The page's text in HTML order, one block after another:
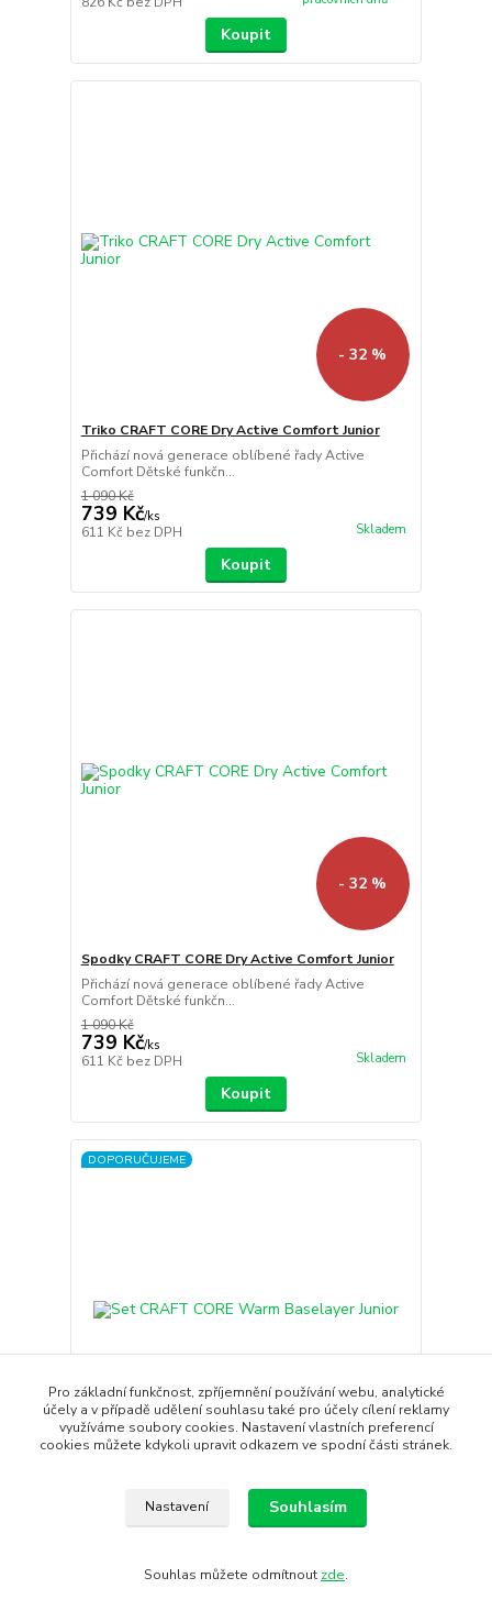
Koupit
- 32 %
Triko CRAFT CORE Dry Active Comfort Junior
Přichází nová generace oblíbené řady Active
Comfort Dětské funkčn...
1 090 Kč
739 Kč/ks
611 Kč bez DPH Skladem
Koupit
- 32 %
Spodky CRAFT CORE Dry Active Comfort Junior
Přichází nová generace oblíbené řady Active
Comfort Dětské funkčn...
1 090 Kč
739 Kč/ks
611 Kč bez DPH Skladem
Koupit
DOPORUČUJEME
- 29 %
Set CRAFT CORE Warm Baselayer Junior
Dětský funkční set CRAFT Warm je vhodný na
outdoorové aktivity v ...
/ks
Pro základní funkčnost, zpříjemnění používání webu, analytické
účely a v případě udělení souhlasu také pro účely cílení reklamy
využíváme soubory cookies. Nastavení vlastních preferencí
cookies můžete kdykoli upravit odkazem ve spodní části stránek.
Nastavení Souhlasím
Souhlas můžete odmítnout zde.